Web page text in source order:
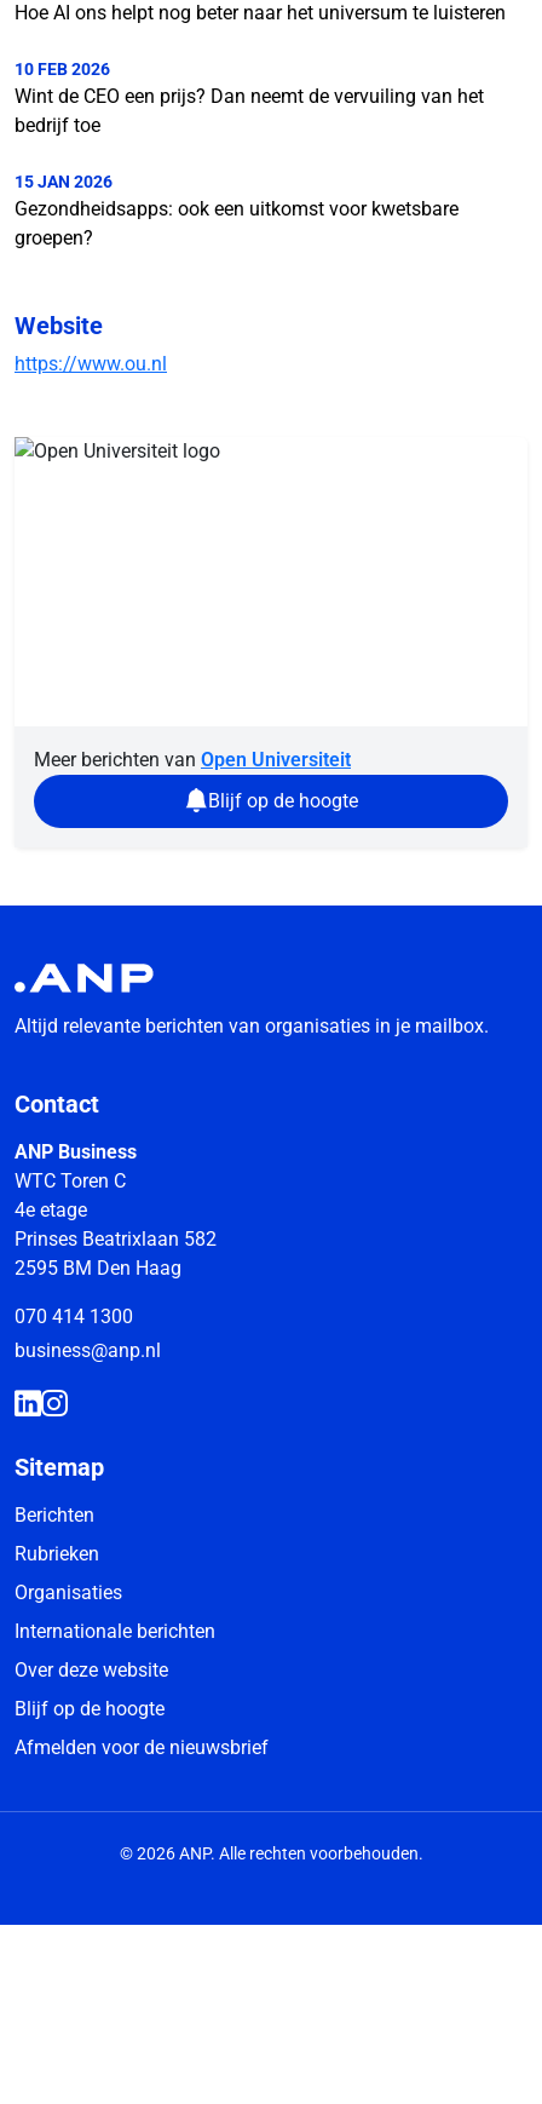
Hoe AI ons helpt nog beter naar het universum te luisteren
10 FEB 2026
Wint de CEO een prijs? Dan neemt de vervuiling van het
bedrijf toe
15 JAN 2026
Gezondheidsapps: ook een uitkomst voor kwetsbare
groepen?
Website
https://www.ou.nl
Meer berichten van Open Universiteit
Blijf op de hoogte
Altijd relevante berichten van organisaties in je mailbox.
Contact
ANP Business
WTC Toren C
4e etage
Prinses Beatrixlaan 582
2595 BM Den Haag
070 414 1300
business@anp.nl
Sitemap
Berichten
Rubrieken
Organisaties
Internationale berichten
Over deze website
Blijf op de hoogte
Afmelden voor de nieuwsbrief
© 2026 ANP. Alle rechten voorbehouden.